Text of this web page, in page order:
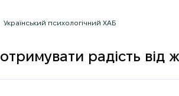
радість від
Український психологічний ХАБ